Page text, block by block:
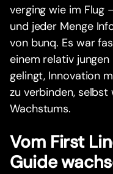
verging wie im Flug
und jeder Menge
von bunq. Es war
einem relativ
gelingt, Innovation
zu verbinden,
Wachstums.
Vom First
Guide